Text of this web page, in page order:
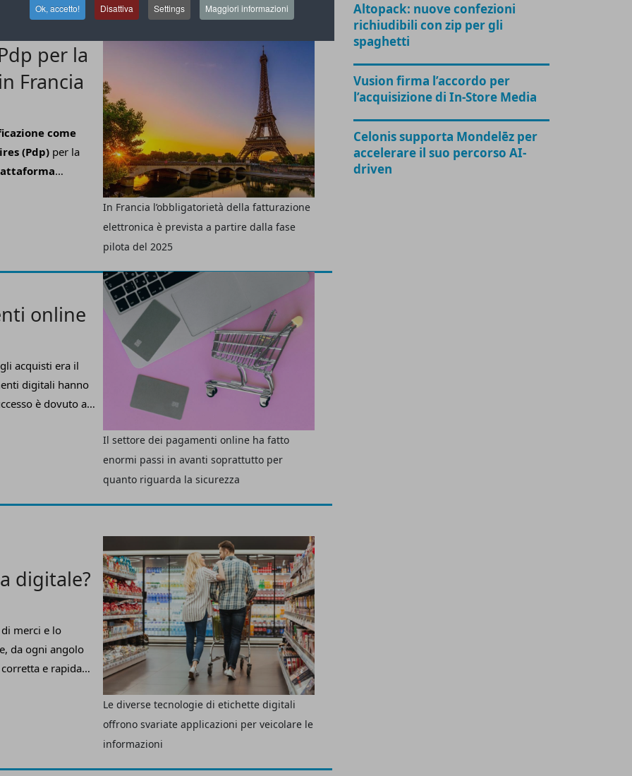
Ok, accetto! Disattiva Settings Maggiori informazioni
per la
Francia
come
(Pdp) per la
In Francia l’obbligatorietà della fatturazione
elettronica è prevista a partire dalla fase
pilota del 2025
online
acquisti era il
digitali hanno
è dovuto a
Il settore dei pagamenti online ha fatto
enormi passi in avanti soprattutto per
quanto riguarda la sicurezza
digitale?
di merci e lo
da ogni angolo
e rapida
Le diverse tecnologie di etichette digitali
offrono svariate applicazioni per veicolare le
informazioni
Altopack: nuove confezioni
richiudibili con zip per gli
spaghetti
Vusion firma l’accordo per
l’acquisizione di In-Store Media
Celonis supporta Mondelēz per
accelerare il suo percorso AI-
driven